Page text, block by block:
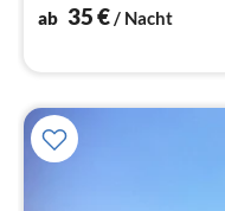
ab 35€/ Nacht